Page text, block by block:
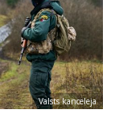
Valsts kanceleja